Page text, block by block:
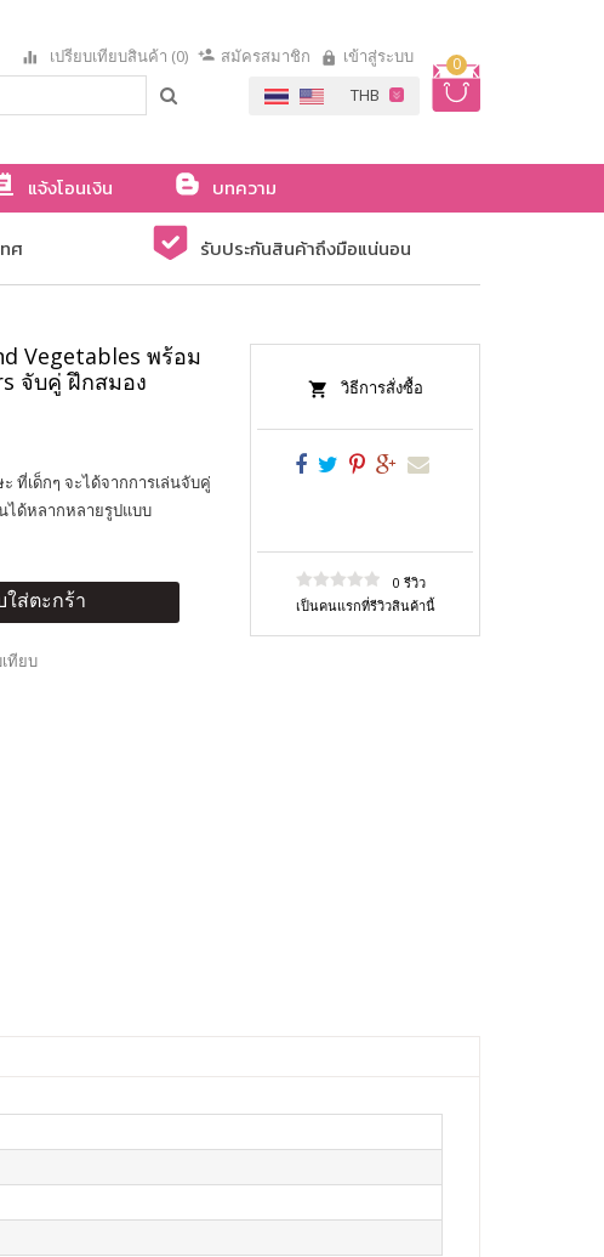
0
เปรียบเทียบสินค้า (0) สมัครสมาชิก เข้าสู่ระบบ
แจ้งโอนเงิน
บทความ
ศ รับประกันสินค้าถึงมือแน่นอน
Vegetables พร้อม
จับคู่ ฝึกสมอง
ที่เด็กๆ จะได้จากการเล่นจับคู่
นได้หลากหลายรูปแบบ
ใส่ตะกร้า
ทียบ
วิธีการสั่งซื้อ
0 รีวิว
เป็นคนแรกที่รีวิวสินค้านี้